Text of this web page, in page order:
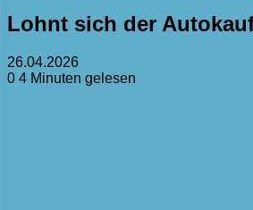
Lohnt sich der
26.04.2026
0 4 Minuten gelesen